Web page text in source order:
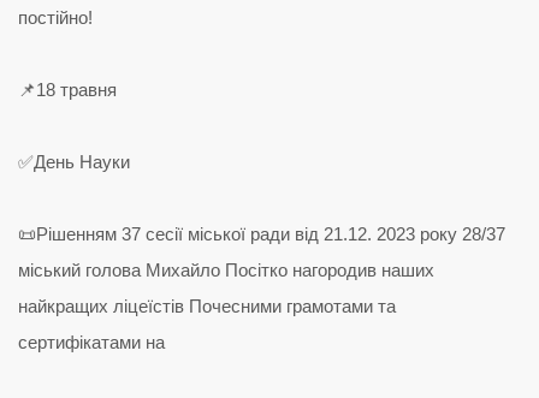
постійно!
📌18 травня
✅День Науки
📜Рішенням 37 сесії міської ради від 21.12. 2023 року 28/37
міський голова Михайло Посітко нагородив наших
найкращих ліцеїстів Почесними грамотами та
сертифікатами на